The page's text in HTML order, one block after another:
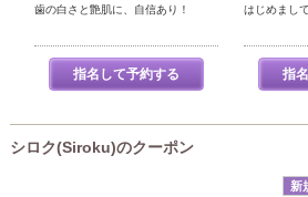
歯の白さと艶肌に、自信あり！
指名して予約する
はじめまし
指
シロク(Siroku)のクーポン
新